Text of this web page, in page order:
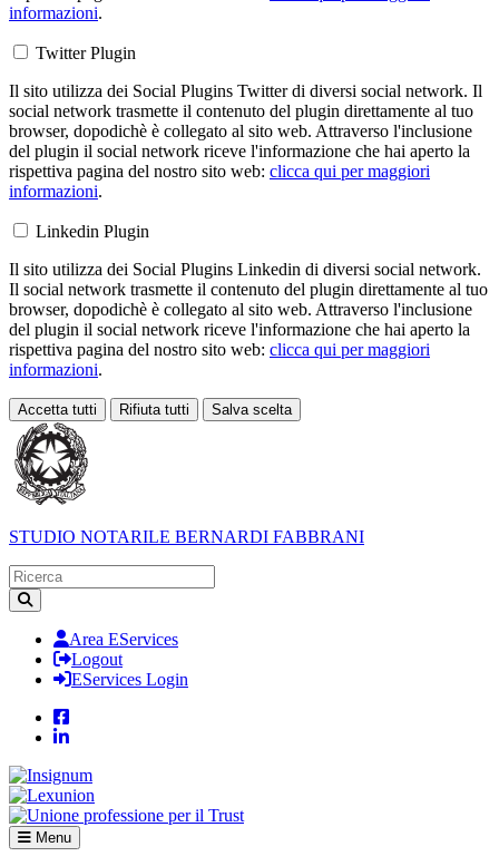
informazioni.
Twitter Plugin
Il sito utilizza dei Social Plugins Twitter di diversi social network. Il
social network trasmette il contenuto del plugin direttamente al tuo
browser, dopodichè è collegato al sito web. Attraverso l'inclusione
del plugin il social network riceve l'informazione che hai aperto la
rispettiva pagina del nostro sito web: clicca qui per maggiori
informazioni.
Linkedin Plugin
Il sito utilizza dei Social Plugins Linkedin di diversi social network.
Il social network trasmette il contenuto del plugin direttamente al tuo
browser, dopodichè è collegato al sito web. Attraverso l'inclusione
del plugin il social network riceve l'informazione che hai aperto la
rispettiva pagina del nostro sito web: clicca qui per maggiori
informazioni.
Accetta tutti Rifiuta tutti Salva scelta
Loading...
STUDIO NOTARILE BERNARDI FABBRANI
Area EServices
Logout
EServices Login
Menu